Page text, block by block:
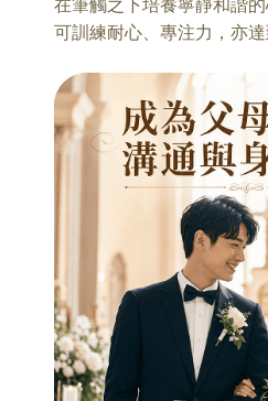
者於報名前充分考量自身體
(6) 北部地區遊程，
合，8:30準時出發~17:30回
8/22 聽懂孩子情緒「話」
林佳慧 諮商心理師
適合對象：10-18歲孩子的
1、解析家庭八大時期，把
2、看懂孩子情緒變化七大
3、透過親子對話，協助孩
化解情緒風暴
8/29 聽懂孩子弦外之音—
蔡德暐 諮商心理師
適合對象：7-16歲孩子的
慮，如何陪孩子練出「社
SEL 的引導式對話，培養
*家長的降火錦囊： 示範如
率，建立一個「不互踩地雷
透過生活化的案例與簡單
您找回溝通的發言權，讓
時，有能力保持自信與穩定
9/12 SEL情緒力：陪孩子
黃閎新 臨床心理師
適合對象：國小孩童的家長
第一章：孩子為什麼越來
1-1 孩子常見的情緒困境
在筆觸之下培養寧靜和諧的
可訓練耐心、專注力，亦
【課程資訊】
授課講師：林子琪老師
上課堂數：一期八堂，可請
課程日期：8/6、8/13、8/
9/17、9/24，14:30-16:30
課程費用：2400元
單堂費用：350元
用具自備(毛筆、墨汁、硯